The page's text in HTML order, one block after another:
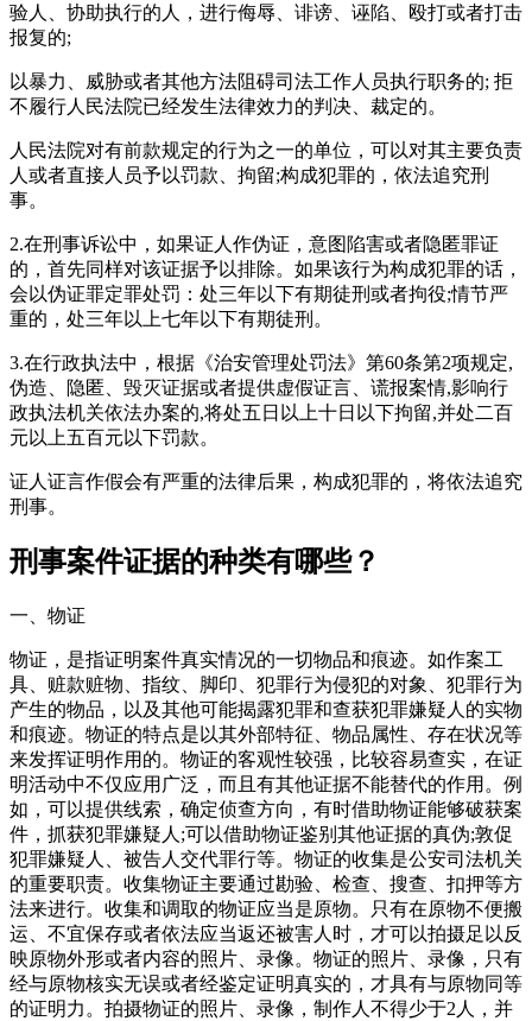
验人、协助执行的人，进行侮辱、诽谤、诬陷、殴打或者打击
报复的;
以暴力、威胁或者其他方法阻碍司法工作人员执行职务的; 拒
不履行人民法院已经发生法律效力的判决、裁定的。
人民法院对有前款规定的行为之一的单位，可以对其主要负责
人或者直接人员予以罚款、拘留;构成犯罪的，依法追究刑
事。
2.在刑事诉讼中，如果证人作伪证，意图陷害或者隐匿罪证
的，首先同样对该证据予以排除。如果该行为构成犯罪的话，
会以伪证罪定罪处罚：处三年以下有期徒刑或者拘役;情节严
重的，处三年以上七年以下有期徒刑。
3.在行政执法中，根据《治安管理处罚法》第60条第2项规定,
伪造、隐匿、毁灭证据或者提供虚假证言、谎报案情,影响行
政执法机关依法办案的,将处五日以上十日以下拘留,并处二百
元以上五百元以下罚款。
证人证言作假会有严重的法律后果，构成犯罪的，将依法追究
刑事。
刑事案件证据的种类有哪些？
一、物证
物证，是指证明案件真实情况的一切物品和痕迹。如作案工
具、赃款赃物、指纹、脚印、犯罪行为侵犯的对象、犯罪行为
产生的物品，以及其他可能揭露犯罪和查获犯罪嫌疑人的实物
和痕迹。物证的特点是以其外部特征、物品属性、存在状况等
来发挥证明作用的。物证的客观性较强，比较容易查实，在证
明活动中不仅应用广泛，而且有其他证据不能替代的作用。例
如，可以提供线索，确定侦查方向，有时借助物证能够破获案
件，抓获犯罪嫌疑人;可以借助物证鉴别其他证据的真伪;敦促
犯罪嫌疑人、被告人交代罪行等。物证的收集是公安司法机关
的重要职责。收集物证主要通过勘验、检查、搜查、扣押等方
法来进行。收集和调取的物证应当是原物。只有在原物不便搬
运、不宜保存或者依法应当返还被害人时，才可以拍摄足以反
映原物外形或者内容的照片、录像。物证的照片、录像，只有
经与原物核实无误或者经鉴定证明真实的，才具有与原物同等
的证明力。拍摄物证的照片、录像，制作人不得少于2人，并